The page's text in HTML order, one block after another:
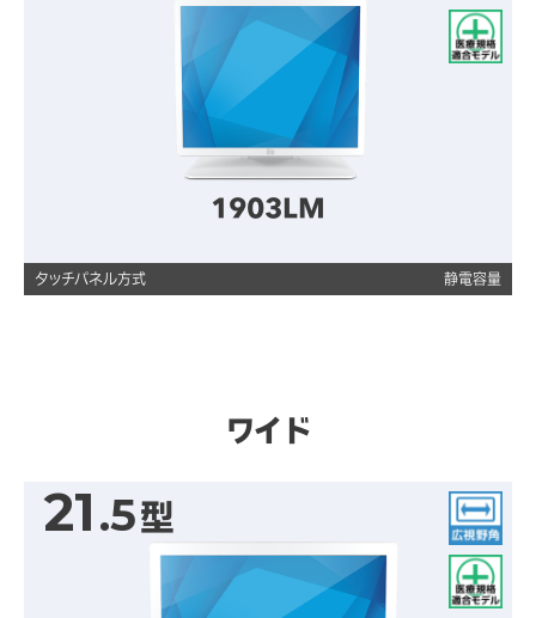
医療規格適合モデル
1903LM
タッチパネル方式 静電容量
ワイド
医療規格適合モデル
21.5型